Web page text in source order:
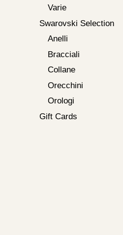
Varie
Swarovski Selection
Anelli
Bracciali
Collane
Orecchini
Orologi
Gift Cards